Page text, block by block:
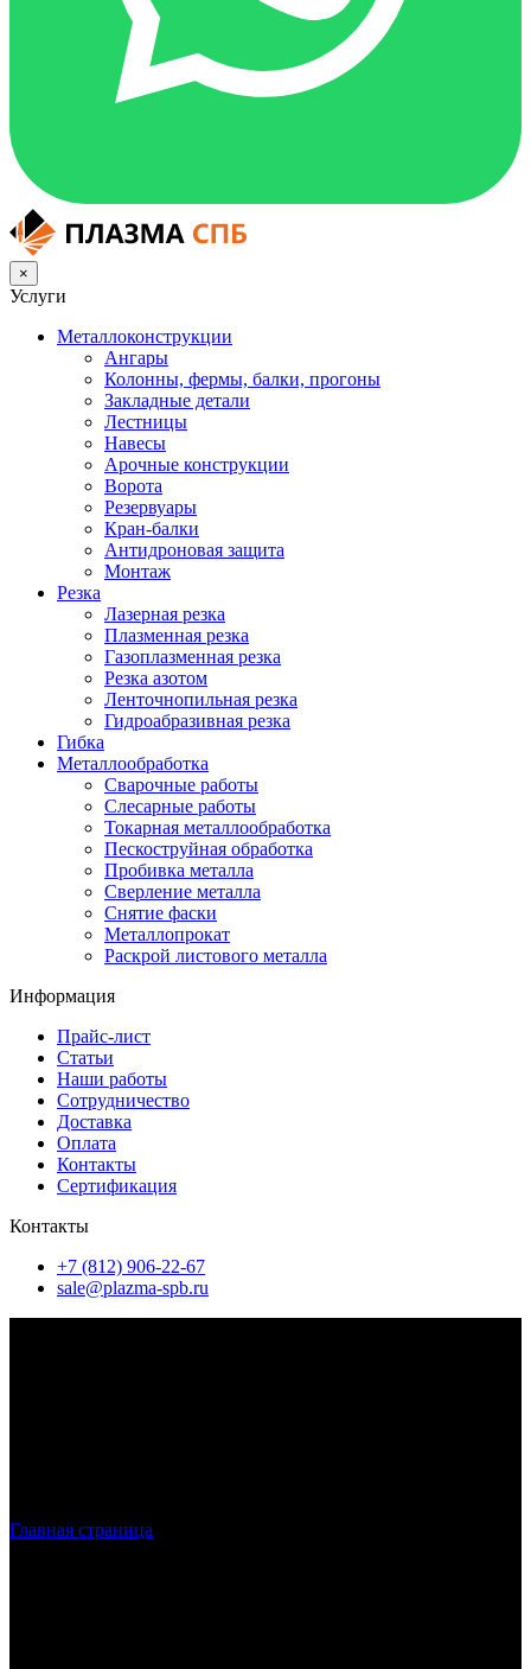
×
Услуги
Металлоконструкции
Ангары
Колонны, фермы, балки, прогоны
Закладные детали
Лестницы
Навесы
Арочные конструкции
Ворота
Резервуары
Кран-балки
Антидроновая защита
Монтаж
Резка
Лазерная резка
Плазменная резка
Газоплазменная резка
Резка азотом
Ленточнопильная резка
Гидроабразивная резка
Гибка
Металлообработка
Сварочные работы
Слесарные работы
Токарная металлообработка
Пескоструйная обработка
Пробивка металла
Сверление металла
Снятие фаски
Металлопрокат
Раскрой листового металла
Информация
Прайс-лист
Статьи
Наши работы
Сотрудничество
Доставка
Оплата
Контакты
Сертификация
Контакты
+7 (812) 906-22-67
sale@plazma-spb.ru
Главная страница